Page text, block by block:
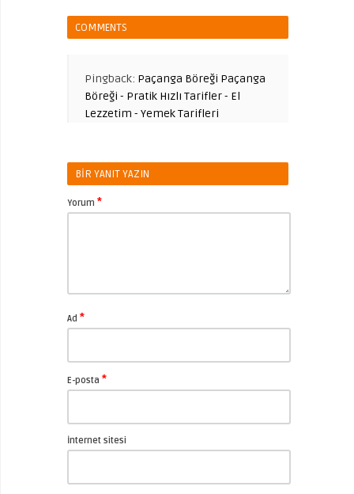
COMMENTS
Pingback: Paçanga Böreği Paçanga
Böreği - Pratik Hızlı Tarifler - El
Lezzetim - Yemek Tarifleri
BIR YANIT YAZIN
Yorum *
Ad *
E-posta *
İnternet sitesi